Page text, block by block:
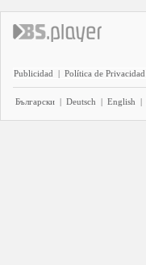
Publicidad | Política de Privacidad
Български | Deutsch | English |